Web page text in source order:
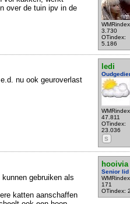
3.730
OTindex:
5.186
over de tuin ipv in de
ledi
47.811
OTindex:
23.036
S
nu ook geuroverlast
hooivia
Senior lid
171
OTindex:
gebruiken als
katten aanschaffen